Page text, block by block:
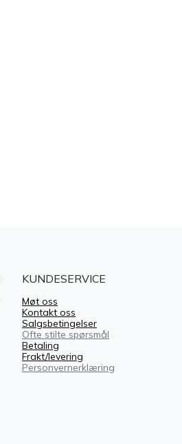
KUNDESERVICE
Møt oss
Kontakt oss
Salgsbetingelser
Ofte stilte spørsmål
Betaling
Frakt/levering
Personvernerklæring